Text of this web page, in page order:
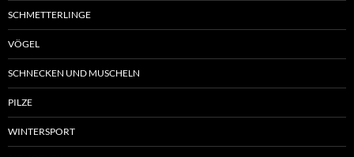
SCHMETTERLINGE
VÖGEL
SCHNECKEN UND MUSCHELN
PILZE
WINTERSPORT